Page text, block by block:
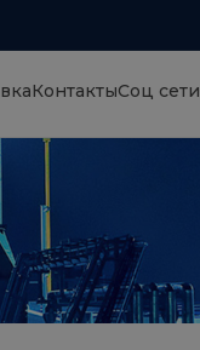
КонтактыСоц сети